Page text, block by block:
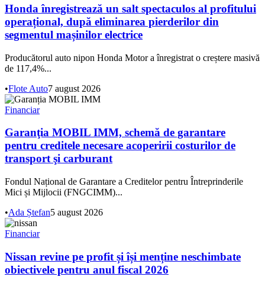
Honda înregistrează un salt spectaculos al profitului
operațional, după eliminarea pierderilor din
segmentul mașinilor electrice
Producătorul auto nipon Honda Motor a înregistrat o creștere masivă
de 117,4%...
•Flote Auto7 august 2026
Financiar
Garanţia MOBIL IMM, schemă de garantare
pentru creditele necesare acoperirii costurilor de
transport şi carburant
Fondul Național de Garantare a Creditelor pentru Întreprinderile
Mici și Mijlocii (FNGCIMM)...
•Ada Ștefan5 august 2026
Financiar
Nissan revine pe profit și își menține neschimbate
obiectivele pentru anul fiscal 2026